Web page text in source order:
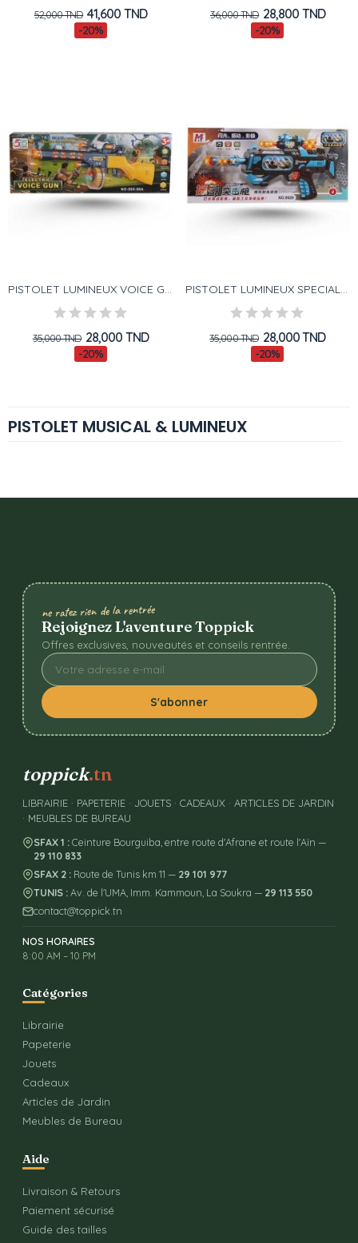
PISTOLET MUSICAL & LUMINEUX
52,000 TND 41,600 TND
-20%
36,000 TND 28,800 TND
-20%
35,000 TND 28,000 TND
-20%
35,000 TND 28,000 TND
-20%
ne ratez rien de la rentrée
Rejoignez L'aventure Toppick
Offres exclusives, nouveautés et conseils rentrée.
S'abonner
toppick.tn
LIBRAIRIE · PAPETERIE · JOUETS · CADEAUX · ARTICLES DE JARDIN
· MEUBLES DE BUREAU
SFAX 1 : Ceinture Bourguiba, entre route d'Afrane et route l'Aïn —
29 110 833
SFAX 2 : Route de Tunis km 11 — 29 101 977
TUNIS : Av. de l'UMA, Imm. Kammoun, La Soukra — 29 113 550
contact@toppick.tn
NOS HORAIRES
8:00 AM – 10 PM
Catégories
Librairie
Papeterie
Jouets
Cadeaux
Articles de Jardin
Meubles de Bureau
Aide
Livraison & Retours
Paiement sécurisé
Guide des tailles